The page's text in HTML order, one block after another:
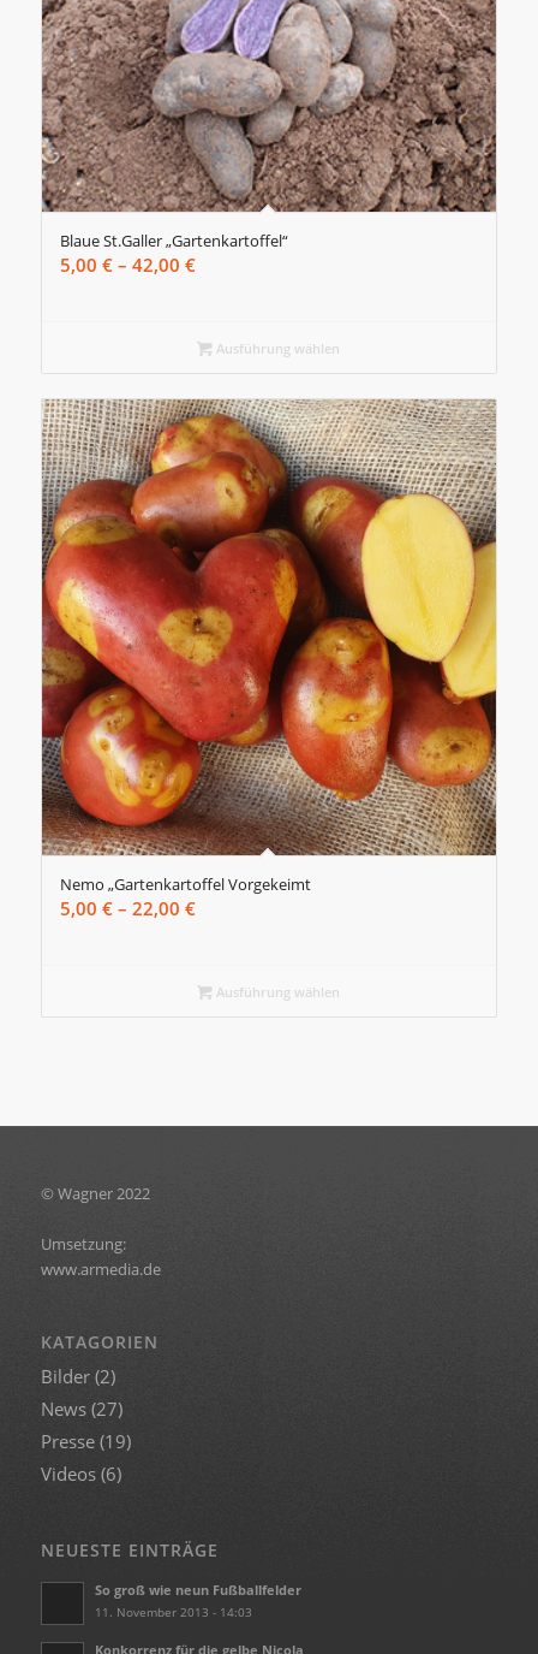
Blaue St.Galler „Gartenkartoffel“
5,00 € – 42,00 €Preisspanne:
42,00 €
Ausführung wählen
Nemo „Gartenkartoffel Vorgekeimt
5,00 € – 22,00 €Preisspanne:
22,00 €
Ausführung wählen
© Wagner 2022
Umsetzung:
www.armedia.de
KATAGORIEN
Bilder(2)
News(27)
Presse(19)
Videos(6)
NEUESTE EINTRÄGE
So groß wie neun Fußballfelder
11. November 2013 - 14:03
Konkorrenz für die gelbe Nicola